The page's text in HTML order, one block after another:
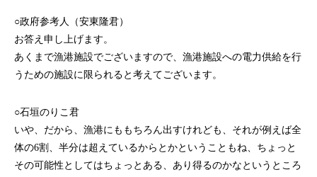
○政府参考人（安東隆君）
お答え申し上げます。
あくまで漁港施設でございますので、漁港施設への電力供給を行
うための施設に限られると考えてございます。
○石垣のりこ君
いや、だから、漁港にももちろん出すけれども、それが例えば全
体の6割、半分は超えているからとかということもね、ちょっと
その可能性としてはちょっとある、あり得るのかなというところ